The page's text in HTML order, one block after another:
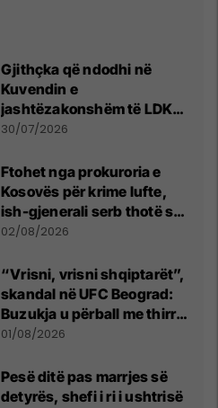
Gjithçka që ndodhi në
Kuvendin e
jashtëzakonshëm të LDK-
së
30/07/2026
Ftohet nga prokuroria e
Kosovës për krime lufte,
ish-gjenerali serb thotë se
dikush e tradhtoi në
02/08/2026
“Vrisni, vrisni shqiptarët”,
skandal në UFC Beograd:
Buzukja u përball me thirrje
anti-shqiptare nga
01/08/2026
Pesë ditë pas marrjes së
detyrës, shefi i ri i ushtrisë